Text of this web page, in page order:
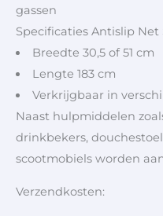
gassen
Specificaties Antislip Net
Breedte 30,5 of 51 cm
Lengte 183 cm
Verkrijgbaar in
Naast hulpmiddelen
drinkbekers,
scootmobiels worden
Verzendkosten: